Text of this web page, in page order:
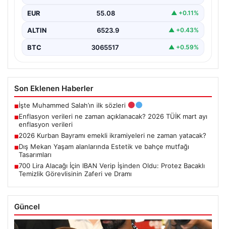
EUR 55.08 ▲ +0.11%
ALTIN 6523.9 ▲ +0.43%
BTC 3065517 ▲ +0.59%
Son Eklenen Haberler
■İşte Muhammed Salah’ın ilk sözleri
■Enflasyon verileri ne zaman açıklanacak? 2026 TÜİK mart ayı
enflasyon verileri
■2026 Kurban Bayramı emekli ikramiyeleri ne zaman yatacak?
■Dış Mekan Yaşam alanlarında Estetik ve bahçe mutfağı
Tasarımları
■700 Lira Alacağı İçin IBAN Verip İşinden Oldu: Protez Bacaklı
Temizlik Görevlisinin Zaferi ve Dramı
Güncel